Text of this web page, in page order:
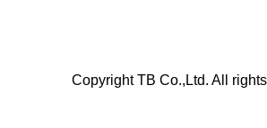
Copyright TB Co.,Ltd. All